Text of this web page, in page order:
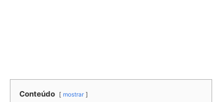
Conteúdo mostrar